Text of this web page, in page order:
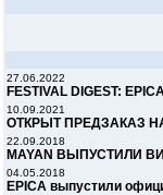
27.06.2022
FESTIVAL DIGEST:
10.09.2021
ОТКРЫТ ПРЕДЗАКАЗ
22.09.2018
MAYAN ВЫПУСТИЛИ
04.05.2018
EPICA выпустили